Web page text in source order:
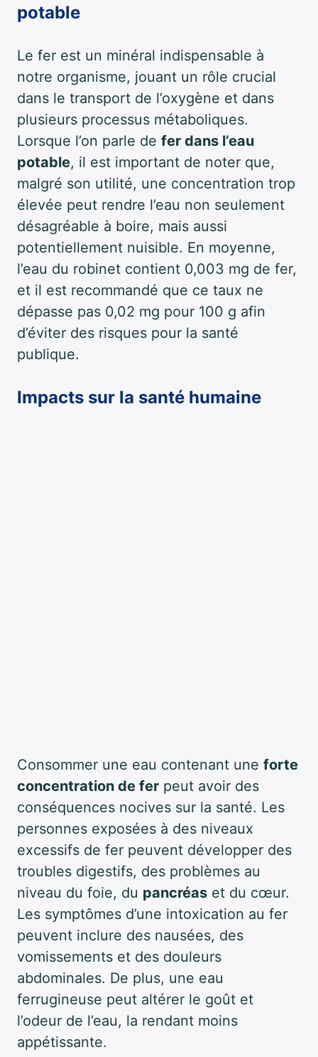
potable
Le fer est un minéral indispensable à
notre organisme, jouant un rôle crucial
dans le transport de l’oxygène et dans
plusieurs processus métaboliques.
Lorsque l’on parle de fer dans l’eau
potable, il est important de noter que,
malgré son utilité, une concentration trop
élevée peut rendre l’eau non seulement
désagréable à boire, mais aussi
potentiellement nuisible. En moyenne,
l’eau du robinet contient 0,003 mg de fer,
et il est recommandé que ce taux ne
dépasse pas 0,02 mg pour 100 g afin
d’éviter des risques pour la santé
publique.
Impacts sur la santé humaine
Consommer une eau contenant une forte
concentration de fer peut avoir des
conséquences nocives sur la santé. Les
personnes exposées à des niveaux
excessifs de fer peuvent développer des
troubles digestifs, des problèmes au
niveau du foie, du pancréas et du cœur.
Les symptômes d’une intoxication au fer
peuvent inclure des nausées, des
vomissements et des douleurs
abdominales. De plus, une eau
ferrugineuse peut altérer le goût et
l’odeur de l’eau, la rendant moins
appétissante.